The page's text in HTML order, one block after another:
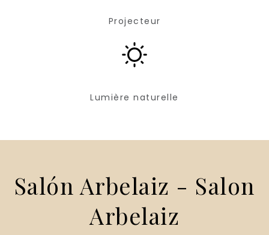
Projecteur
Lumière naturelle
Salón Arbelaiz - Salon
Arbelaiz